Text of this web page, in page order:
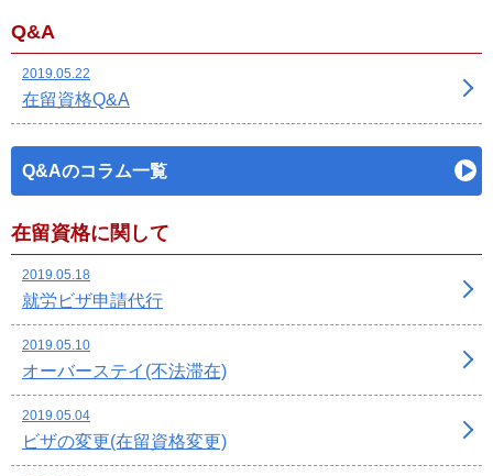
Q&A
2019.05.22
在留資格Q&A
Q&Aのコラム一覧
在留資格に関して
2019.05.18
就労ビザ申請代行
2019.05.10
オーバーステイ(不法滞在)
2019.05.04
ビザの変更(在留資格変更)